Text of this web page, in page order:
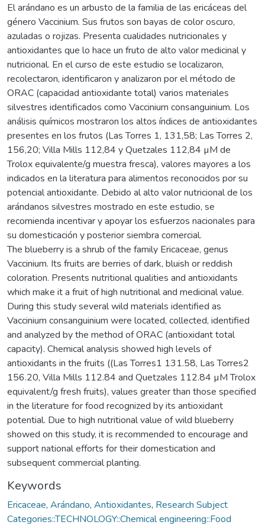
El arándano es un arbusto de la familia de las ericáceas del
género Vaccinium. Sus frutos son bayas de color oscuro,
azuladas o rojizas. Presenta cualidades nutricionales y
antioxidantes que lo hace un fruto de alto valor medicinal y
nutricional. En el curso de este estudio se localizaron,
recolectaron, identificaron y analizaron por el método de
ORAC (capacidad antioxidante total) varios materiales
silvestres identificados como Vaccinium consanguinium. Los
análisis químicos mostraron los altos índices de antioxidantes
presentes en los frutos (Las Torres 1, 131,58; Las Torres 2,
156,20; Villa Mills 112,84 y Quetzales 112,84 µM de
Trolox equivalente/g muestra fresca), valores mayores a los
indicados en la literatura para alimentos reconocidos por su
potencial antioxidante. Debido al alto valor nutricional de los
arándanos silvestres mostrado en este estudio, se
recomienda incentivar y apoyar los esfuerzos nacionales para
su domesticación y posterior siembra comercial.
The blueberry is a shrub of the family Ericaceae, genus
Vaccinium. Its fruits are berries of dark, bluish or reddish
coloration. Presents nutritional qualities and antioxidants
which make it a fruit of high nutritional and medicinal value.
During this study several wild materials identified as
Vaccinium consanguinium were located, collected, identified
and analyzed by the method of ORAC (antioxidant total
capacity). Chemical analysis showed high levels of
antioxidants in the fruits ((Las Torres1 131.58, Las Torres2
156.20, Villa Mills 112.84 and Quetzales 112.84 µM Trolox
equivalent/g fresh fruits), values greater than those specified
in the literature for food recognized by its antioxidant
potential. Due to high nutritional value of wild blueberry
showed on this study, it is recommended to encourage and
support national efforts for their domestication and
subsequent commercial planting.
Keywords
Ericaceae, Arándano, Antioxidantes, Research Subject
Categories::TECHNOLOGY::Chemical engineering::Food